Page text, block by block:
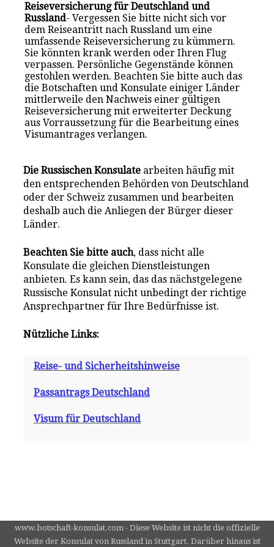
Reiseversicherung für Deutschland und
Russland- Vergessen Sie bitte nicht sich vor
dem Reiseantritt nach Russland um eine
umfassende Reiseversicherung zu kümmern.
Sie könnten krank werden oder Ihren Flug
verpassen. Persönliche Gegenstände können
gestohlen werden. Beachten Sie bitte auch das
die Botschaften und Konsulate einiger Länder
mittlerweile den Nachweis einer gültigen
Reiseversicherung mit erweiterter Deckung
aus Vorraussetzung für die Bearbeitung eines
Visumantrages verlangen.
Die Russischen Konsulate arbeiten häufig mit
den entsprechenden Behörden von Deutschland
oder der Schweiz zusammen und bearbeiten
deshalb auch die Anliegen der Bürger dieser
Länder.
Beachten Sie bitte auch, dass nicht alle
Konsulate die gleichen Dienstleistungen
anbieten. Es kann sein, das das nächstgelegene
Russische Konsulat nicht unbedingt der richtige
Ansprechpartner für Ihre Bedürfnisse ist.
Nützliche Links:
Reise- und Sicherheitshinweise
Passantrags Deutschland
Visum für Deutschland
www.botschaft-konsulat.com - Diese Website ist nicht die offizielle
Website der Konsulat von Russland in Stuttgart. Darüber hinaus ist